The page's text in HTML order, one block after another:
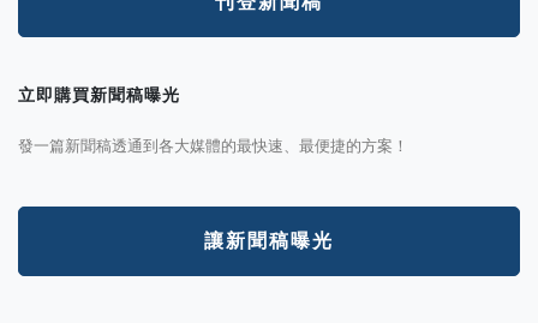
立即購買新聞稿曝光
發一篇新聞稿透通到各大媒體的最快速、最便捷的方案！
讓新聞稿曝光